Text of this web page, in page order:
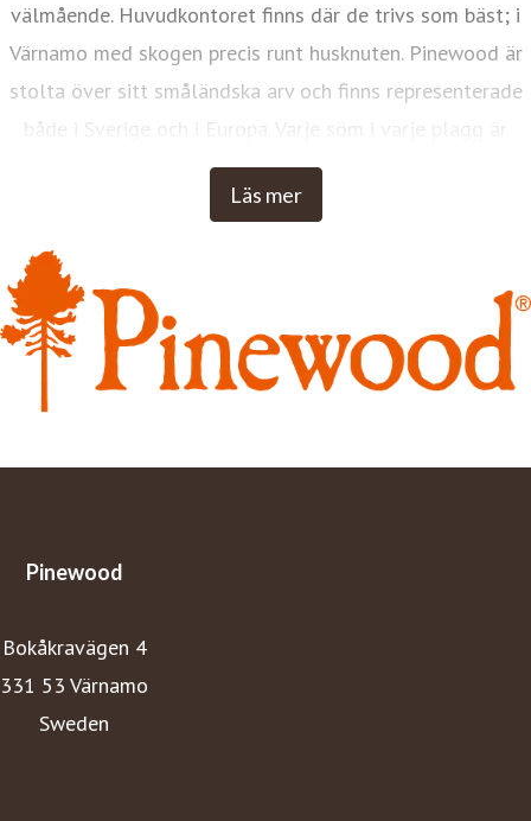
Läs mer
välmående. Huvudkontoret finns där de trivs som bäst; i
Värnamo med skogen precis runt husknuten. Pinewood är
stolta över sitt småländska arv och finns representerade
både i Sverige och i Europa. Varje söm i varje plagg är
designad med erfarenhet, kunskap och omtanke, i Värnamo.
Inspirationen kommer från hur människor gör, inte hur man
envishet, nyfikenhet och småländsk finurlighet. Med
Pinewood ska du varje dag känna dig trygg, fri, bekväm
och inspirerad i naturen - oavsett årstid och väder.
Pinewood
Bokåkravägen 4
331 53 Värnamo
Sweden